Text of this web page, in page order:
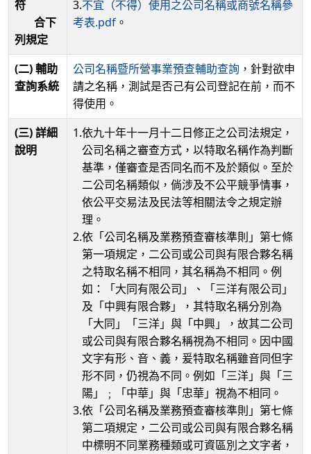
符
合下
列規定
3.不宜（不得）使用之公司名稱或商號名稱參
考表.pdf 。
(二) 輔助
查詢系統
公司名稱暨所營事業預查輔助查詢 ，針對欲申
請之名稱，測試是否己有公司登記在前，而不
得使用。
(三) 詳細
說明
1.依九十年十一月十二日修正之公司法規定，
公司名稱之審查方式，以特取名稱作為判斷
基準，僅審查是否同名而不及於類似。至於
二公司名稱類似，倘涉及不公平競爭情事，
依公平交易法及民法等相關法令之規定辦
理。
2.依「公司名稱及業務預查審核準則」第七條
第一項規定，二公司或公司與有限合夥名稱
之特取名稱不相同，其名稱為不相同。例
如：「大同有限公司」、「三洋有限公司」
及「中興有限合夥」，其特取名稱分別為
「大同」「三洋」與「中興」，故其二公司
或公司與有限合夥名稱視為不相同。因中國
文字有形、音、義，爰特取名稱雖音同但字
形不同，仍視為不同。例如「三洋」與「三
陽」﹔「中華」與「忠華」視為不相同。
3.依「公司名稱及業務預查審核準則」第七條
第二項規定，二公司或公司與有限合夥名稱
中標明不同業務種類或可資區別之文字者，